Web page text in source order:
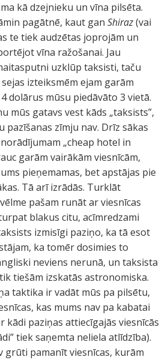
kā dzejnieku un vīna pilsēta.
pagātnē, kaut gan Shiraz(vai
te tiek audzētas joprojām un
vīna ražošanai. Jau
uzklūp taksisti, taču
izteiksmēm ejam garām
dolārus mūsu piedāvāto 3 vietā.
mūs gatavs vest kāds „taksists”,
pazīšanas zīmju nav. Drīz sākas
„cheap hotel in
garām vairākām viesnīcām,
pieņemamas, bet apstājas pie
Tā arī izrādās. Turklāt
pašam runāt ar viesnīcas
blakus citu, acīmredzami
izmisīgi paziņo, ka tā esot
ka tomēr dosimies to
neviens nerunā, un taksista
tiešām izskatās astronomiska.
taktika ir vadāt mūs pa pilsētu,
kas mums nav pa kabatai
kādi paziņas attiecīgajās viesnīcās
tiek saņemta neliela atlīdzība).
grūti pamanīt viesnīcas, kurām